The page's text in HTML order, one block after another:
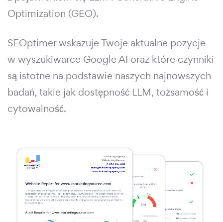
Optimization (GEO).
SEOptimer wskazuje Twoje aktualne pozycje
w wyszukiwarce Google AI oraz które czynniki
są istotne na podstawie naszych najnowszych
badań, takie jak dostępność LLM, tożsamość i
cytowalność.